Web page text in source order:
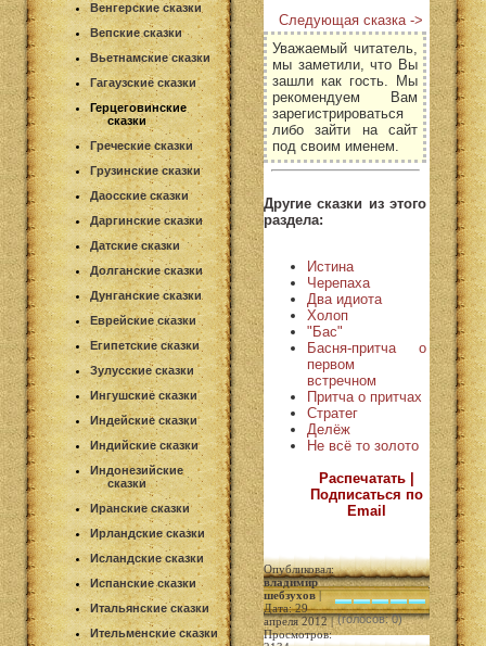
Венгерские сказки
Вепские сказки
Вьетнамские сказки
Гагаузские сказки
Герцеговинские
сказки
Греческие сказки
Грузинские сказки
Даосские сказки
Даргинские сказки
Датские сказки
Долганские сказки
Дунганские сказки
Еврейские сказки
Египетские сказки
Зулусские сказки
Ингушские сказки
Индейские сказки
Индийские сказки
Индонезийские
сказки
Иранские сказки
Ирландские сказки
Исландские сказки
Испанские сказки
Итальянские сказки
Ительменские сказки
Следующая сказка ->
Уважаемый читатель,
мы заметили, что Вы
зашли как гость. Мы
рекомендуем Вам
зарегистрироваться
либо зайти на сайт
под своим именем.
Другие сказки из этого
раздела:
Истина
Черепаха
Два идиота
Холоп
"Бас"
Басня-притча о
первом
встречном
Притча о притчах
Стратег
Делёж
Не всё то золото
Распечатать |
Подписаться по
Email
Опубликовал:
владимир
шебзухов|
Дата: 29
апреля 2012 |
Просмотров:
(голосов: 0)